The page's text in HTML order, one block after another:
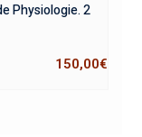
Physiologie. 2
150,00€